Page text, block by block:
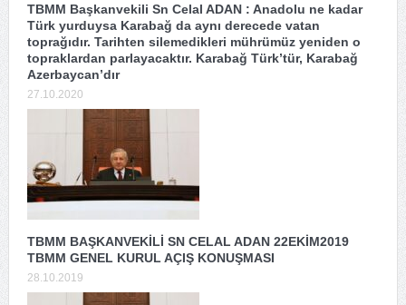
TBMM Başkanvekili Sn Celal ADAN : Anadolu ne kadar
Türk yurduysa Karabağ da aynı derecede vatan
toprağıdır. Tarihten silemedikleri mührümüz yeniden o
topraklardan parlayacaktır. Karabağ Türk’tür, Karabağ
Azerbaycan’dır
27.10.2020
TBMM BAŞKANVEKİLİ SN CELAL ADAN 22EKİM2019
TBMM GENEL KURUL AÇIŞ KONUŞMASI
28.10.2019